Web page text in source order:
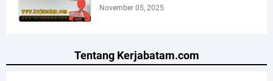
November 05, 2025
Tentang Kerjabatam.com